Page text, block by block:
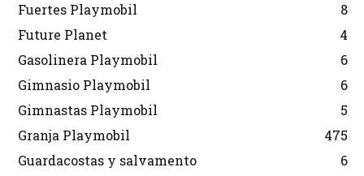
Fuertes Playmobil
8
Future Planet
4
Gasolinera Playmobil
6
Gimnasio Playmobil
6
Gimnastas Playmobil
5
Granja Playmobil
475
Guardacostas y salvamento
6